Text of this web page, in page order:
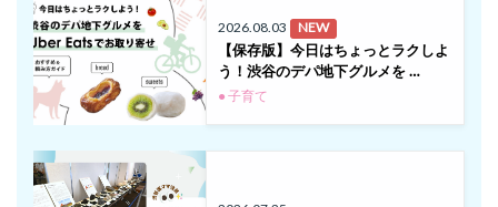
2026.08.03 NEW
【保存版】今日はちょっとラクしよ
う！渋谷のデパ地下グルメを …
● 子育て